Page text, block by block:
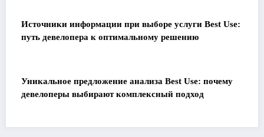
Источники информации при выборе услуги Best Use:
путь девелопера к оптимальному решению
Уникальное предложение анализа Best Use: почему
девелоперы выбирают комплексный подход